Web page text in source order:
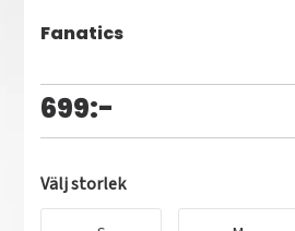
Fanatics
699:-
Välj storlek